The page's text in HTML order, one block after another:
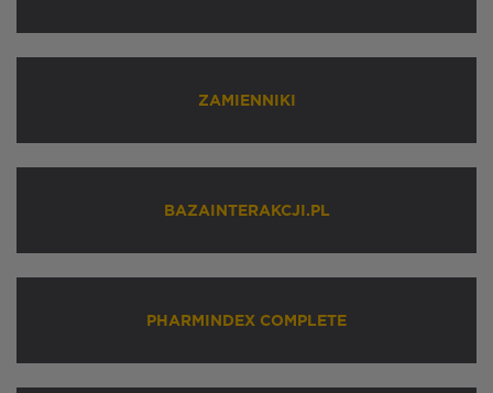
ZAMIENNIKI
BAZAINTERAKCJI.PL
PHARMINDEX COMPLETE